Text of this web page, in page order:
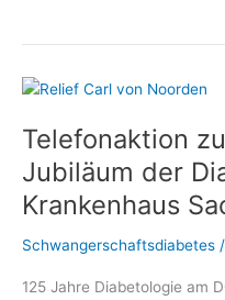
gemeinsam
Telefonaktion
Jubiläum der
Krankenhaus
Schwangerschaftsdiabetes /
125 Jahre Diabetologie am